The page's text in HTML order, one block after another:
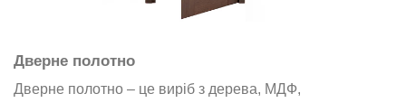
Дверне полотно
Дверне полотно – це виріб з дерева, МДФ,